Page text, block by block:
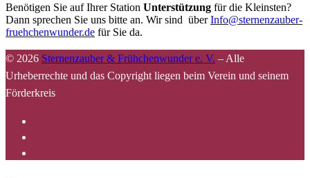
Benötigen Sie auf Ihrer Station Unterstützung für die Kleinsten?
Dann sprechen Sie uns bitte an. Wir sind überInfo@sternenzauber-
fruehchenwunder.de für Sie da.
© 2026 Sternenzauber & Frühchenwunder e. V. – Alle
Urheberrechte und das Copyright liegen beim Verein und seinem
Förderkreis